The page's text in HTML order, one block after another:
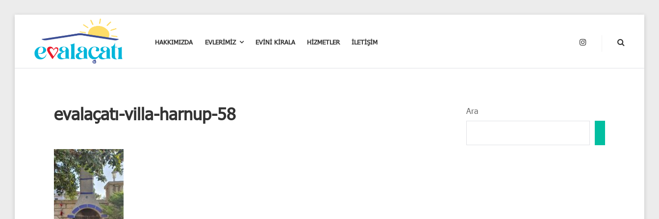
oradadır.
HAKKIMIZDA EVLERİMİZ EVİNİ KİRALA HİZMETLER İLETİŞİM INSTAGRAM
evalaçatı-villa-harnup-58 Ara